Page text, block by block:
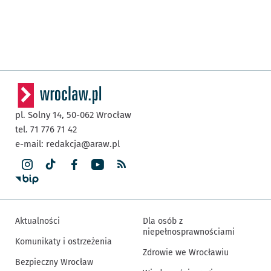
pl. Solny 14, 50-062 Wrocław
tel. 71 776 71 42
e-mail: redakcja@araw.pl
Aktualności
Komunikaty i ostrzeżenia
Bezpieczny Wrocław
Dla osób z
niepełnosprawnościami
Zdrowie we Wrocławiu